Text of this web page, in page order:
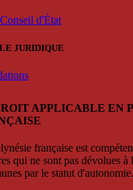
d'État
JURIDIQUE
APPLICABLE EN
française est
qui ne sont pas dévolues
par le statut d'autonomie.